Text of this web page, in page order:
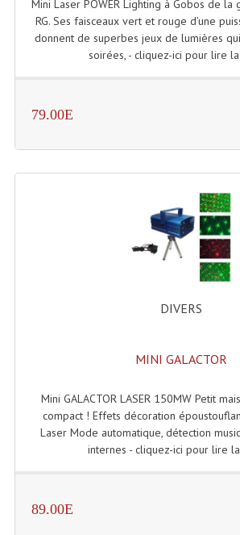
Moteurs Pavillons Pour
Lecteurs Cd À Plats Lecteur
Lecteurs Double Cd Mixage
Lecteurs Double Cd MP3
Digital Package Et Logiciel
Enregistreur Numérique
Platines Dvd Pour Dj
Mini Laser POWER Lighting à Gobos de la
RG. Ses faisceaux vert et rouge d’une
donnent de superbes jeux de lumières
soirées, - cliquez-ici pour lire
79.00E
DIVERS
MINI GALACTOR
Mini GALACTOR LASER 150MW Petit
compact ! Effets décoration
Laser Mode automatique, détection
internes - cliquez-ici pour lire
89.00E